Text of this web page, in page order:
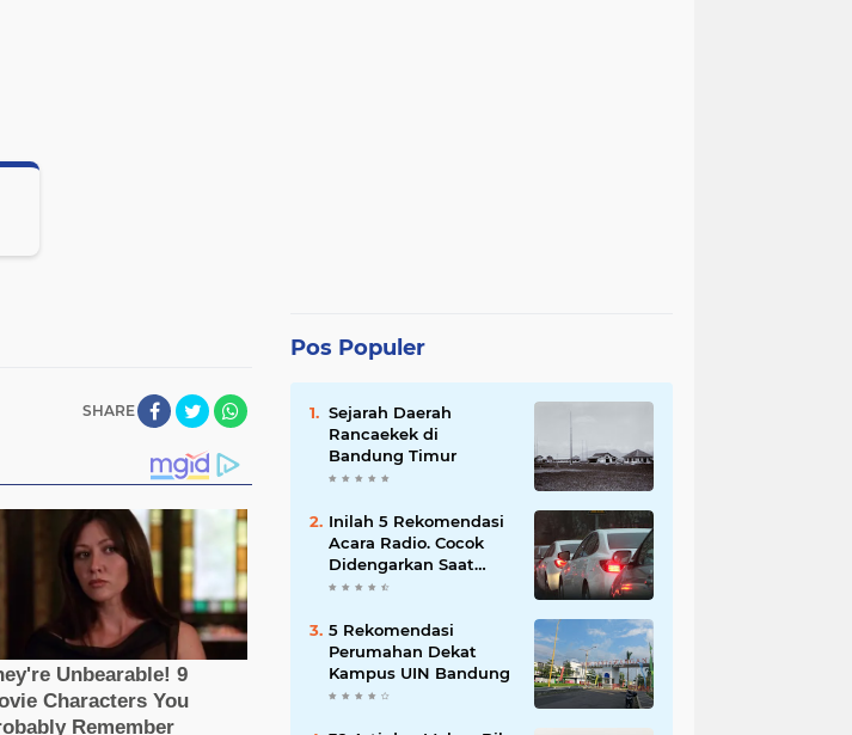
SHARE
Pos Populer
Sejarah Daerah
Rancaekek di
Bandung Timur
Inilah 5 Rekomendasi
Acara Radio. Cocok
Didengarkan Saat
Macet
5 Rekomendasi
Perumahan Dekat
Kampus UIN Bandung